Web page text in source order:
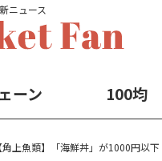
ニュース
ーン 100均
【角上魚類】「海鮮丼」が1000円以下